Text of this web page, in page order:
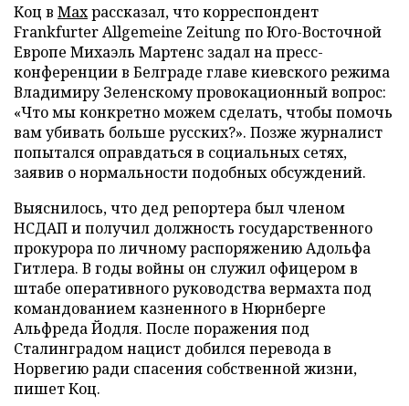
Коц в Махрассказал, что корреспондент
Frankfurter Allgemeine Zeitung по Юго-Восточной
Европе Михаэль Мартенс задал на пресс-
конференции в Белграде главе киевского режима
Владимиру Зеленскому провокационный вопрос:
«Что мы конкретно можем сделать, чтобы помочь
вам убивать больше русских?». Позже журналист
попытался оправдаться в социальных сетях,
заявив о нормальности подобных обсуждений.
Выяснилось, что дед репортера был членом
НСДАП и получил должность государственного
прокурора по личному распоряжению Адольфа
Гитлера. В годы войны он служил офицером в
штабе оперативного руководства вермахта под
командованием казненного в Нюрнберге
Альфреда Йодля. После поражения под
Сталинградом нацист добился перевода в
Норвегию ради спасения собственной жизни,
пишет Коц.